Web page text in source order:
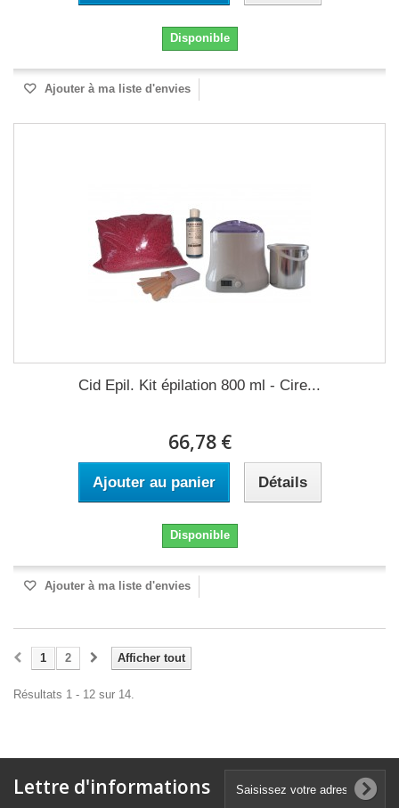
Disponible
Ajouter à ma liste d'envies
Cid Epil. Kit épilation 800 ml - Cire...
66,78 €
Ajouter au panier Détails
Disponible
Ajouter à ma liste d'envies
Afficher tout
1 2
Résultats 1 - 12 sur 14.
Lettre d'informations